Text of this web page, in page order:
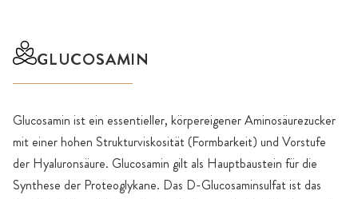
GLUCOSAMIN
Glucosamin ist ein essentieller, körpereigener Aminosäurezucker
mit einer hohen Strukturviskosität (Formbarkeit) und Vorstufe
der Hyaluronsäure. Glucosamin gilt als Hauptbaustein für die
Synthese der Proteoglykane. Das D-Glucosaminsulfat ist das